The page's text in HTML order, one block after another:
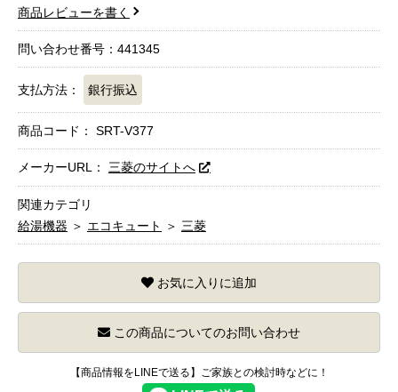
商品レビューを書く
問い合わせ番号：441345
支払方法： 銀行振込
商品コード： SRT-V377
メーカーURL： 三菱のサイトへ
関連カテゴリ
給湯機器 ＞ エコキュート ＞ 三菱
お気に入りに追加
この商品についてのお問い合わせ
【商品情報をLINEで送る】ご家族との検討時などに！